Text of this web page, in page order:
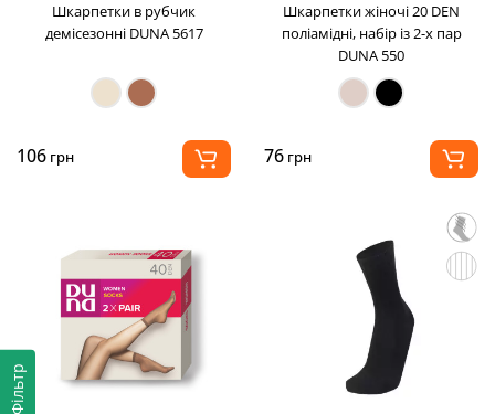
Фільтр
Шкарпетки в рубчик
демісезонні DUNA 5617
106 грн
Шкарпетки жіночі 20 DEN
поліамідні, набір із 2-х пар
DUNA 550
76 грн